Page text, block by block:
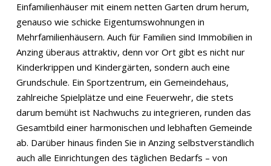
Einfamilienhäuser mit einem netten Garten drum herum,
genauso wie schicke Eigentumswohnungen in
Mehrfamilienhäusern. Auch für Familien sind Immobilien in
Anzing überaus attraktiv, denn vor Ort gibt es nicht nur
Kinderkrippen und Kindergärten, sondern auch eine
Grundschule. Ein Sportzentrum, ein Gemeindehaus,
zahlreiche Spielplätze und eine Feuerwehr, die stets
darum bemüht ist Nachwuchs zu integrieren, runden das
Gesamtbild einer harmonischen und lebhaften Gemeinde
ab. Darüber hinaus finden Sie in Anzing selbstverständlich
auch alle Einrichtungen des täglichen Bedarfs – von